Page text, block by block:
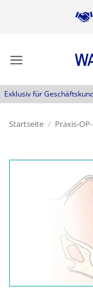
Exklusiv für
Startseite / Praxis-